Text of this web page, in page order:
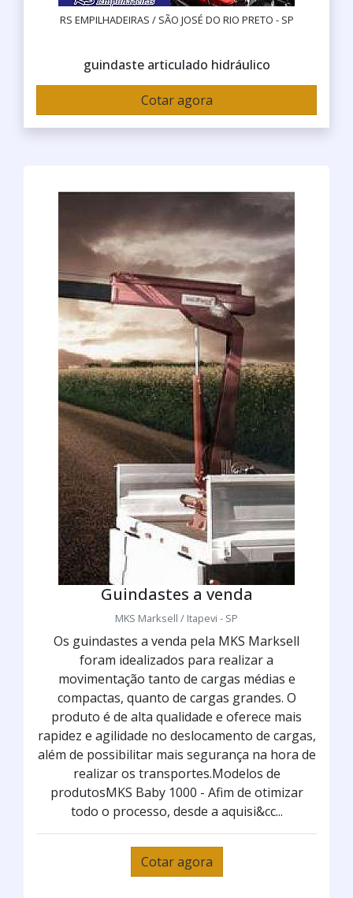
RS EMPILHADEIRAS / SÃO JOSÉ DO RIO PRETO - SP
guindaste articulado hidráulico
Cotar agora
Guindastes a venda
MKS Marksell / Itapevi - SP
Os guindastes a venda pela MKS Marksell
foram idealizados para realizar a
movimentação tanto de cargas médias e
compactas, quanto de cargas grandes. O
produto é de alta qualidade e oferece mais
rapidez e agilidade no deslocamento de cargas,
além de possibilitar mais segurança na hora de
realizar os transportes.Modelos de
produtosMKS Baby 1000 - Afim de otimizar
todo o processo, desde a aquisi&cc...
Cotar agora